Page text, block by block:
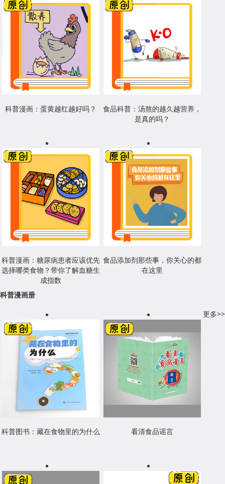
科普漫画：蛋黄越红越好吗？
食品科普：汤熬的越久越营养，
是真的吗？
科普漫画：糖尿病患者应该优先
选择哪类食物？带你了解血糖生
成指数
食品添加剂那些事，你关心的都
在这里
科普漫画册
更多>>
科普图书：藏在食物里的为什么 看清食品谣言